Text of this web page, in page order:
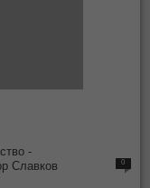
-
Славков
0